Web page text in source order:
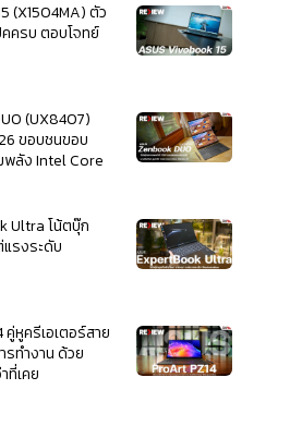
(X1504MA) ตัว
ครบ ตอบโจทย์
(UX8407)
ขอบชนขอบ
พลัง Intel Core
Ultra โน้ตบุ๊ก
รงระดับ
คู่หูครีเอเตอร์สาย
ทำงาน ด้วย
ที่เคย